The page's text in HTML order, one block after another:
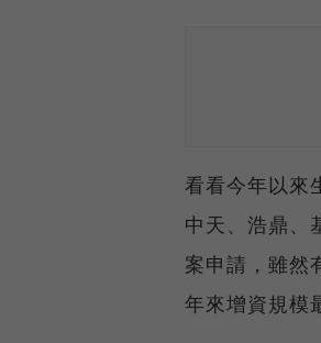
看看今年以來
中天、浩鼎、
案申請，雖然
年來增資規模